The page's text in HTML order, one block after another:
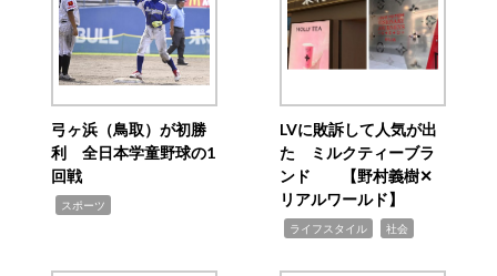
弓ヶ浜（鳥取）が初勝
利 全日本学童野球の1
回戦
スポーツ
LVに敗訴して人気が出
た ミルクティーブラ
ンド 【野村義樹✕
リアルワールド】
ライフスタイル 社会